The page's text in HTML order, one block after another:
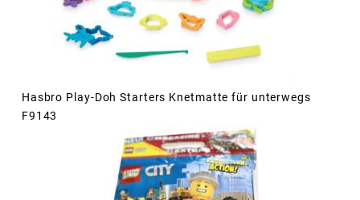
Hasbro Play-Doh Starters Knetmatte für unterwegs
F9143